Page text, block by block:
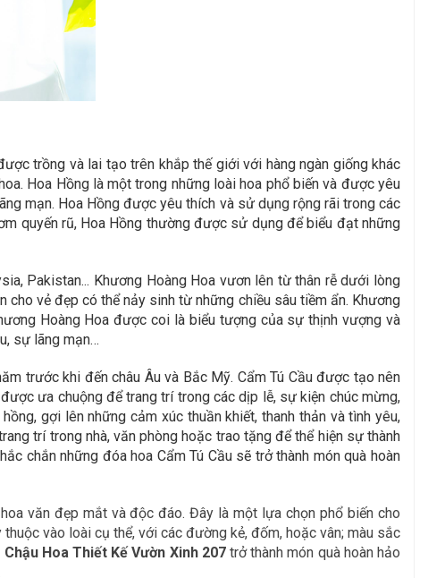
trồng và lai tạo trên khắp thế giới với hàng ngàn giống khác
Hoa Hồng là một trong những loài hoa phổ biến và được yêu
mạn. Hoa Hồng được yêu thích và sử dụng rộng rãi trong các
quyến rũ, Hoa Hồng thường được sử dụng để biểu đạt những
Pakistan... Khương Hoàng Hoa vươn lên từ thân rễ dưới lòng
vẻ đẹp có thể nảy sinh từ những chiều sâu tiềm ẩn. Khương
Hoàng Hoa được coi là biểu tượng của sự thịnh vượng và
sự lãng mạn…
trước khi đến châu Âu và Bắc Mỹ. Cẩm Tú Cầu được tạo nên
ưa chuộng để trang trí trong các dịp lễ, sự kiện chúc mừng,
gợi lên những cảm xúc thuần khiết, thanh thản và tình yêu,
trí trong nhà, văn phòng hoặc trao tặng để thể hiện sự thành
chắn những đóa hoa Cẩm Tú Cầu sẽ trở thành món quà hoàn
văn đẹp mắt và độc đáo. Đây là một lựa chọn phổ biến cho
vào loài cụ thể, với các đường kẻ, đốm, hoặc vân; màu sắc
Chậu Hoa Thiết Kế Vườn Xinh 207trở thành món quà hoàn hảo